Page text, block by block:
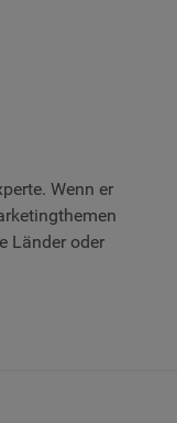
Wenn er
Länder oder